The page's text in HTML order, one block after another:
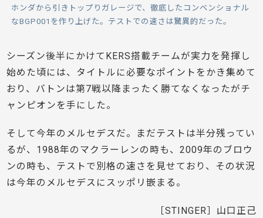
ホンダから引きトップりガレージで、徹底したコンベンショナル
なBGP001を作り上げた。テストでの速さは驚異的だった。
シーズン後半にかけてKERS搭載チームが実力を発揮し
始めた頃には、タイトルに必要なポイントをかき集めて
おり、バトンは第7戦以降まったく勝てなくなったがチ
ャンピオンを手にした。
そして今年のメルセデスだ。まだテストは半分残ってい
るが、1988年のマクラーレンの時も、2009年のブロウ
ンの時も、テストで別格の速さを見せており、その状況
は今年のメルセデスにスッポリ嵌まる。
［STINGER］山口正己